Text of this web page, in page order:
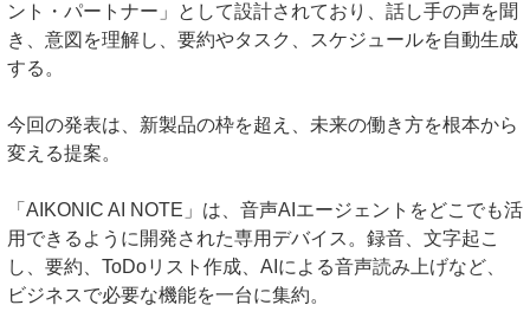
ント・パートナー」として設計されており、話し手の声を聞
き、意図を理解し、要約やタスク、スケジュールを自動生成
する。
今回の発表は、新製品の枠を超え、未来の働き方を根本から
変える提案。
「AIKONIC AI NOTE」は、音声AIエージェントをどこでも活
用できるように開発された専用デバイス。録音、文字起こ
し、要約、ToDoリスト作成、AIによる音声読み上げなど、
ビジネスで必要な機能を一台に集約。